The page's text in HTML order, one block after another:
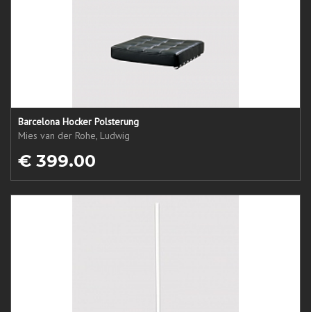
Barcelona Hocker Polsterung
Mies van der Rohe, Ludwig
€ 399.00